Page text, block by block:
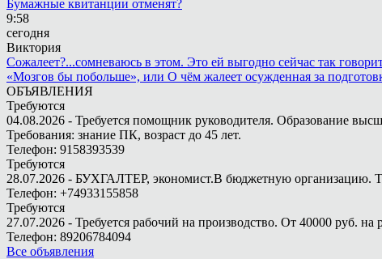
Бумажные квитанции отменят?
9:58
сегодня
Виктория
Сожалеет?...сомневаюсь в этом. Это ей выгодно сейчас так
«Мозгов бы побольше», или О чём жалеет осужденная за
ОБЪЯВЛЕНИЯ
Требуются
04.08.2026 - Требуется помощник руководителя. Образование
Требования: знание ПК, возраст до 45 лет.
Телефон: 9158393539
Требуются
28.07.2026 - БУХГАЛТЕР, экономист.В бюджетную организацию.
Телефон: +74933155858
Требуются
27.07.2026 - Требуется рабочий на производство. От 40000 руб. на
Телефон: 89206784094
Все объявления